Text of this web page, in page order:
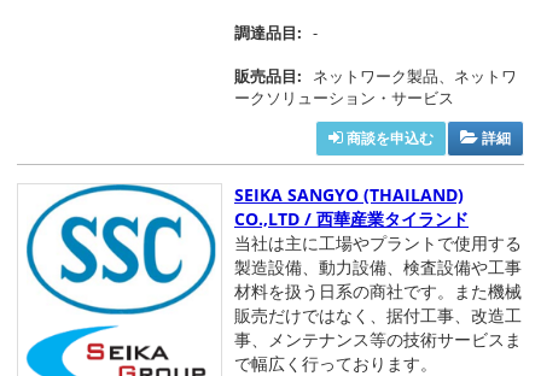
調達品目: -
販売品目:
ネットワーク製品、ネットワ
ークソリューション・サービス
詳細
商談を申込む
SEIKA SANGYO (THAILAND)
CO.,LTD / 西華産業タイランド
当社は主に工場やプラントで使用する
製造設備、動力設備、検査設備や工事
材料を扱う日系の商社です。また機械
販売だけではなく、据付工事、改造工
事、メンテナンス等の技術サービスま
で幅広く行っております。